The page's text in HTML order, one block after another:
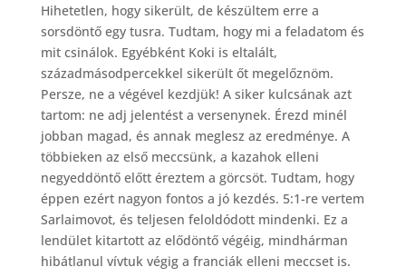
Hihetetlen, hogy sikerült, de készültem erre a
sorsdöntő egy tusra. Tudtam, hogy mi a feladatom és
mit csinálok. Egyébként Koki is eltalált,
századmásodpercekkel sikerült őt megelőznöm.
Persze, ne a végével kezdjük! A siker kulcsának azt
tartom: ne adj jelentést a versenynek. Érezd minél
jobban magad, és annak meglesz az eredménye. A
többieken az első meccsünk, a kazahok elleni
negyeddöntő előtt éreztem a görcsöt. Tudtam, hogy
éppen ezért nagyon fontos a jó kezdés. 5:1-re vertem
Sarlaimovot, és teljesen feloldódott mindenki. Ez a
lendület kitartott az elődöntő végéig, mindhárman
hibátlanul vívtuk végig a franciák elleni meccset is.